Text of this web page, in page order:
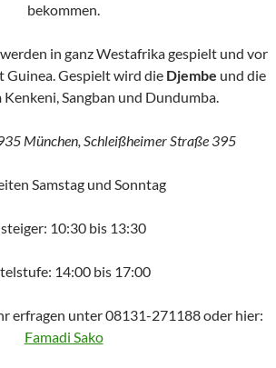
bekommen.
in ganz Westafrika gespielt und vor
Guinea. Gespielt wird die Djembe und die
Kenkeni, Sangban und Dundumba.
München, Schleißheimer Straße 395
Samstag und Sonntag
10:30 bis 13:30
14:00 bis 17:00
erfragen unter 08131-271188 oder hier:
Famadi Sako